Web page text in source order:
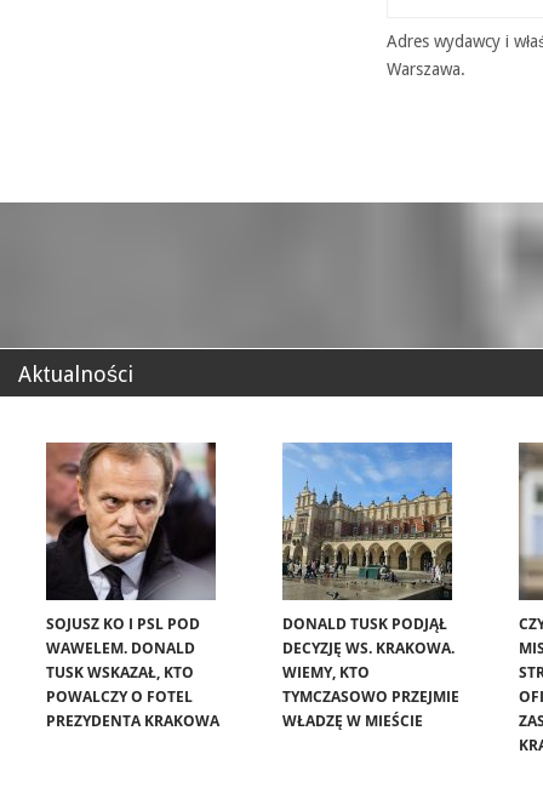
Adres wydawcy i
Warszawa.
Aktualności
SOJUSZ KO I PSL POD
WAWELEM. DONALD
TUSK WSKAZAŁ, KTO
POWALCZY O FOTEL
PREZYDENTA KRAKOWA
DONALD TUSK PODJĄŁ
DECYZJĘ WS. KRAKOWA.
WIEMY, KTO
TYMCZASOWO PRZEJMIE
WŁADZĘ W MIEŚCIE